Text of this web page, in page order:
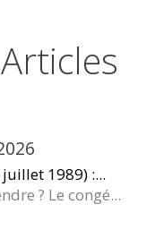
1989) :...
? Le congé...